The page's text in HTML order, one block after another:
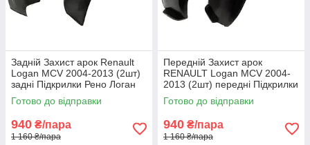
Задній Захист арок Renault
Logan MCV 2004-2013 (2шт)
задні Підкрилки Рено Логан
МЦВ до 2013 пара задніх
Готово до відправки
940 ₴/пара
1 160 ₴/пара
Передній Захист арок
RENAULT Logan MCV 2004-
2013 (2шт) передні Підкрилки
Рено Логан МЦВ до 2013
пара передніх
Готово до відправки
940 ₴/пара
1 160 ₴/пара